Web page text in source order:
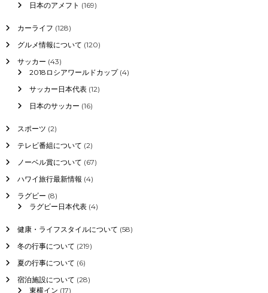
日本のアメフト (169)
カーライフ (128)
グルメ情報について (120)
サッカー (43)
2018ロシアワールドカップ(4)
サッカー日本代表(12)
日本のサッカー (16)
スポーツ (2)
テレビ番組について (2)
ノーベル賞について (67)
ハワイ旅行最新情報 (4)
ラグビー (8)
ラグビー日本代表(4)
健康・ライフスタイルについて (58)
冬の行事について (219)
夏の行事について (6)
宿泊施設について (28)
東横イン (17)